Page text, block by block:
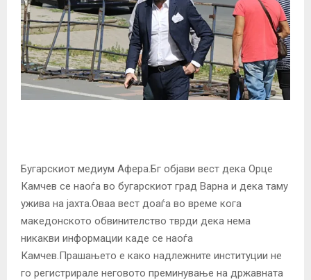
Бугарскиот медиум Афера.Бг објави вест дека Орце
Камчев се наоѓа во бугарскиот град Варна и дека таму
ужива на јахта.Оваа вест доаѓа во време кога
македонското обвинителство тврди дека нема
никакви информации каде се наоѓа
Камчев.Прашањето е како надлежните институции не
го регистрирале неговото преминување на државната